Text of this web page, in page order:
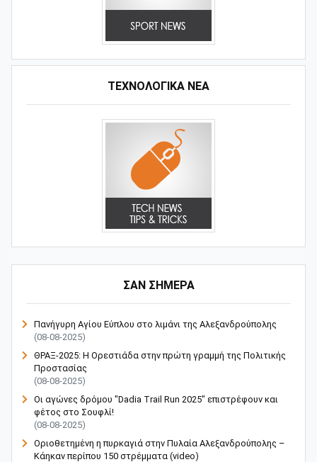
ΤΕΧΝΟΛΟΓΙΚΑ ΝΕΑ
ΣΑΝ ΣΗΜΕΡΑ
Πανήγυρη Αγίου Εύπλου στο λιμάνι της Αλεξανδρούπολης
(08-08-2025)
ΘΡΑΞ-2025: Η Ορεστιάδα στην πρώτη γραμμή της Πολιτικής
Προστασίας
(08-08-2025)
Οι αγώνες δρόμου "Dadia Trail Run 2025" επιστρέφουν και
φέτος στο Σουφλί!
(08-08-2025)
Οριοθετημένη η πυρκαγιά στην Πυλαία Αλεξανδρούπολης –
Κάηκαν περίπου 150 στρέμματα (video)